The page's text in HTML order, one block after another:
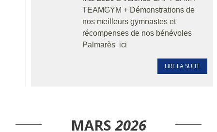
TEAMGYM + Démonstrations de
nos meilleurs gymnastes et
récompenses de nos bénévoles
Palmarès ici
LIRE LA SUITE
MARS 2026